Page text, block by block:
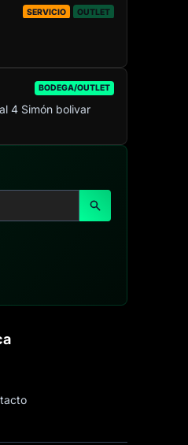
BODEGA/OUTLET
4 Simón bolivar
SERVICIO OUTLET